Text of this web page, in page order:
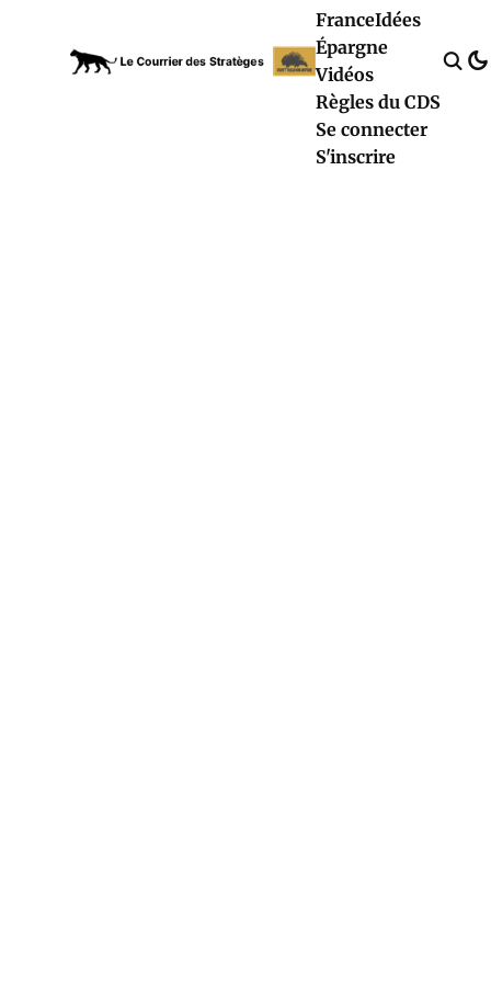
FranceIdées
Épargne
Vidéos
Règles du CDS
Se connecter
S'inscrire